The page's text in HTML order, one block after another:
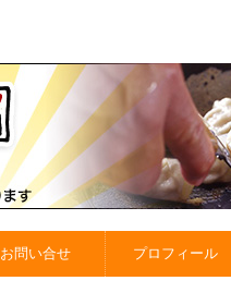
お問い合せ プロフィール